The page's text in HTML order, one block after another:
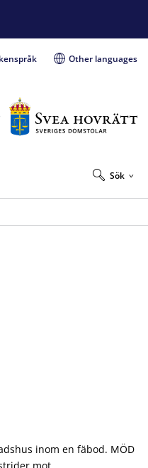
Other languages
Sök
inom en fäbod. MÖD